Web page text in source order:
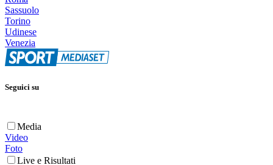
Sassuolo
Torino
Udinese
Venezia
Seguici su
Media
Video
Foto
Live e Risultati